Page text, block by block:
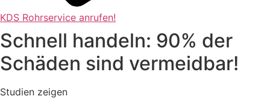
KDS Rohrservice anrufen!
Schnell handeln: 90% der
Schäden sind vermeidbar!
Studien zeigen